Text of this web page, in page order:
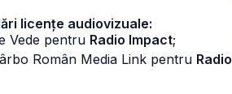
licențe audiovizuale:
Vede pentru Radio Impact;
Român Media Link pentru Radio